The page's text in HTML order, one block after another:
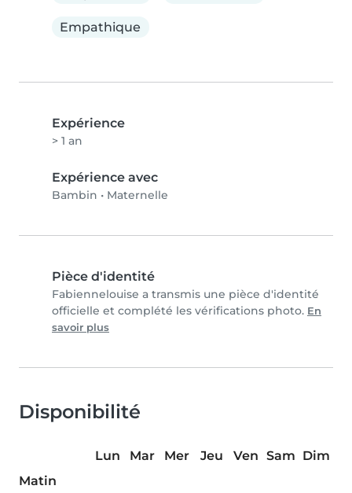
Empathique
Expérience
> 1 an
Expérience avec
Bambin • Maternelle
Pièce d'identité
Fabiennelouise a transmis une pièce d'identité
officielle et complété les vérifications photo. En
savoir plus
Disponibilité
Lun Mar Mer Jeu Ven Sam Dim
Matin